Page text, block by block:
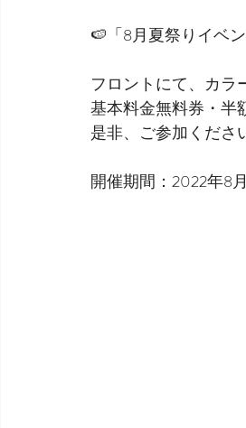
🍉「8月夏祭りイベ
フロントにて、カラ
基本料金無料券・半
是非、ご参加くださ
開催期間：2022年8